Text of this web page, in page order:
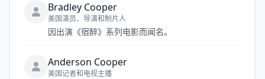
Bradley Cooper
美国演员、导演和制片人
因出演《宿醉》系列电影而闻名。
Anderson Cooper
美国记者和电视主播